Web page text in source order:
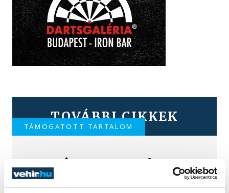
TOVÁBBI CIKKEK
TÁMOGATOTT TARTALOM
TNT és New Level
Empire koncerttel